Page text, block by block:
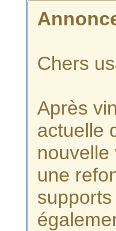
Chers
Après
actuelle
nouvelle
une